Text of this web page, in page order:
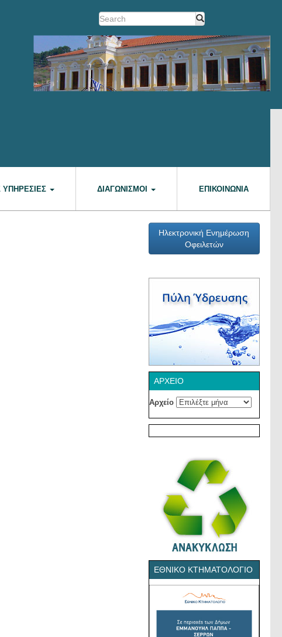
ΥΠΗΡΕΣΊΕΣ ΔΙΑΓΩΝΙΣΜΟΊ ΕΠΙΚΟΙΝΩΝΊΑ
Ηλεκτρονική Ενημέρωση
Οφειλετών
ΑΡΧΕΊΟ
Αρχείο
ΕΘΝΙΚΌ ΚΤΗΜΑΤΟΛΌΓΙΟ